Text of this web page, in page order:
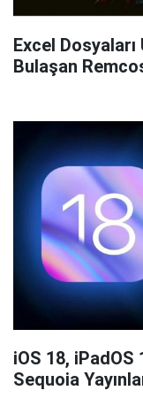
Excel
Bulaşan
iOS 18, iPadOS
Sequoia